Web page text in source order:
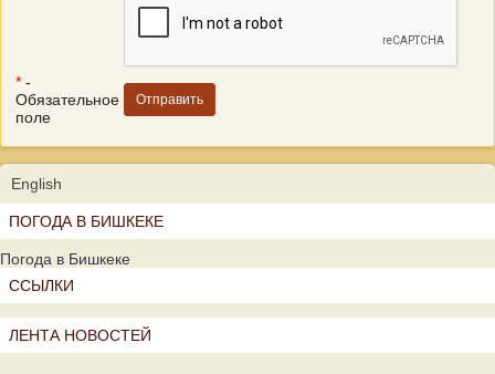
* -
Обязательное
поле
English
ПОГОДА В БИШКЕКЕ
Погода в Бишкеке
ССЫЛКИ
ЛЕНТА НОВОСТЕЙ